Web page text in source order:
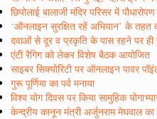
छिपोलाई बालाजी मंदिर परिसर में
‘ऑनलाइन सुरक्षित रहें अभियान’ के तहत
दवाओं से दूर व प्रकृति के पास रहने पर
एंटी रैगिग को लेकर विशेष बैठक आयोजित
साइबर सिक्योरिटी पर ऑनलाइन पावर
गुरू पूर्णिमा का पर्व मनाया
विश्व योग दिवस पर किया सामुहिक
केन्द्रीय कानून मंत्री अर्जुनराम मेघवाल का